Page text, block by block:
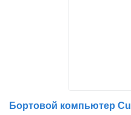
Бортовой компьютер